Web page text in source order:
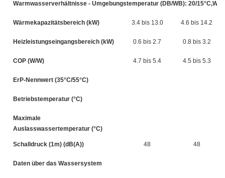
Warmwasserverhältnisse - Umgebungstemperatur (DB/WB): 20/
Wärmekapazitätsbereich (kW) 3.4 bis 13.0 4.6 bis 14.2
Heizleistungseingangsbereich (kW) 0.6 bis 2.7 0.8 bis 3.2
COP (W/W) 4.7 bis 5.4 4.5 bis 5.3
ErP-Nennwert (35°C/55°C)
Betriebstemperatur (°C)
Maximale
Auslasswassertemperatur (°C)
Schalldruck (1m) (dB(A)) 48 48
Daten über das Wassersystem